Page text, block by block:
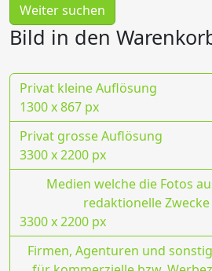
Weiter suchen
Bild in den
Privat kleine Auflösung
1300 x 867 px
Privat grosse Auflösung
3300 x 2200 px
Medien welche die Fotos
redaktionelle
3300 x 2200 px
Firmen, Agenturen und